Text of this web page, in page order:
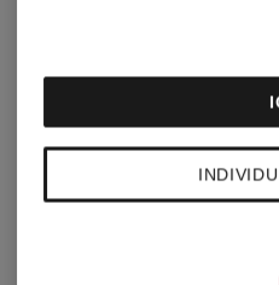
450 €